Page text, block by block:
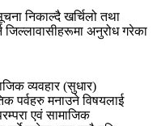
निकाल्दै खर्चिलो तथा
अनुरोध गरेका
व्यवहार (सुधार)
पर्वहरु मनाउने विषयलाई
एवं सामाजिक